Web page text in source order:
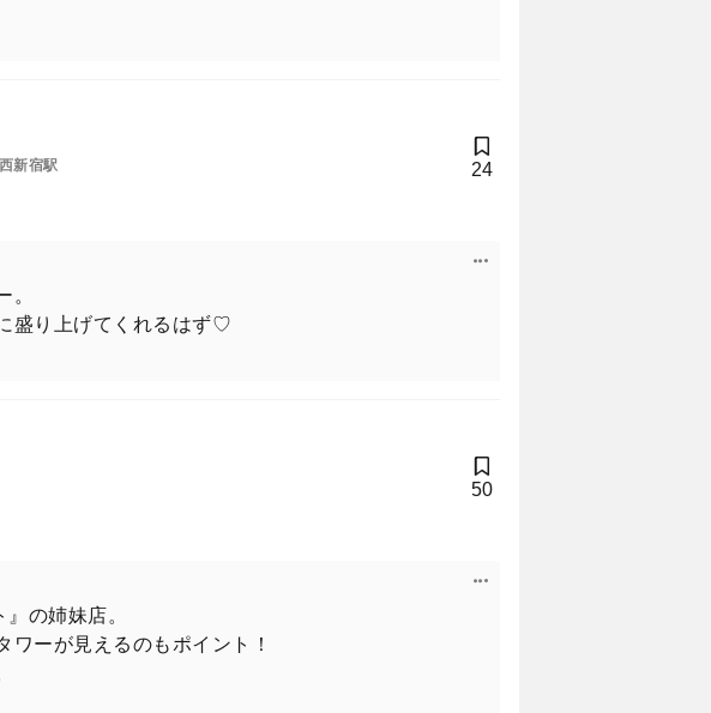
新宿駅
24
。
盛り上げてくれるはず♡
50
の姉妹店。
ーが見えるのもポイント！